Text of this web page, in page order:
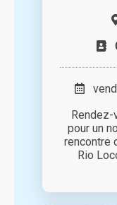
Rendez-
pour un
rencontre
Rio